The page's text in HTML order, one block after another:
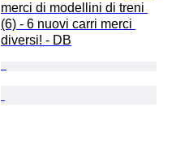
merci di modellini di treni
(6) - 6 nuovi carri merci
diversi! - DB